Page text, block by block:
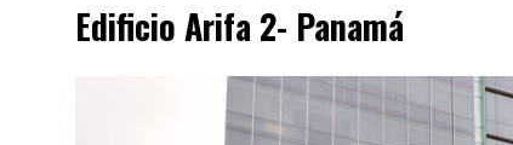
ALEXANDRA BEDOYA – LA CONSTANCIA DETRÁS
EL DESPERTAR DE LA CALIDEZ: ACABADOS
Edificio Arifa 2- Panamá